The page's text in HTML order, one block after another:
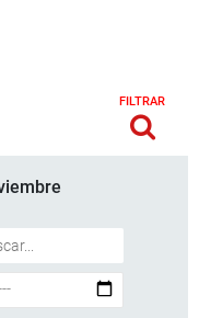
FILTRAR